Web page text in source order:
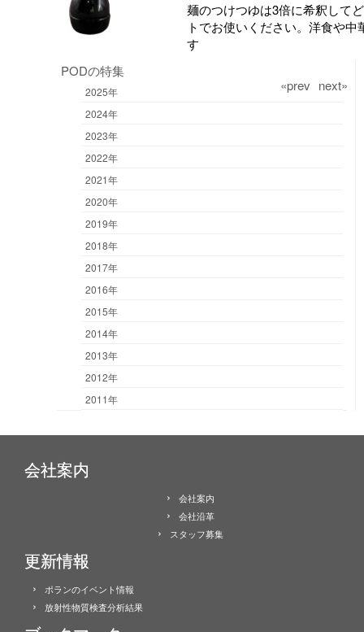
麺のつけつゆは3倍に希釈して
トでお使いください。洋食や
す
next»
«prev
PODの特集
2025年
2024年
2023年
2022年
2021年
2020年
2019年
2018年
2017年
2016年
2015年
2014年
2013年
2012年
2011年
会社案内
会社案内
会社沿革
スタッフ募集
更新情報
ポランのイベント情報
放射性物質検査分析結果